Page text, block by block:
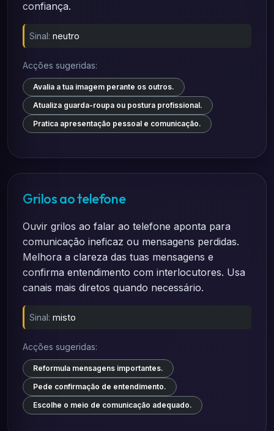
confiança.
Sinal: neutro
Acções sugeridas:
Avalia a tua imagem perante os outros.
Atualiza guarda-roupa ou postura profissional.
Pratica apresentação pessoal e comunicação.
Grilos ao telefone
Ouvir grilos ao falar ao telefone aponta para
comunicação ineficaz ou mensagens perdidas.
Melhora a clareza das tuas mensagens e
confirma entendimento com interlocutores. Usa
canais mais diretos quando necessário.
Sinal: misto
Acções sugeridas:
Reformula mensagens importantes.
Pede confirmação de entendimento.
Escolhe o meio de comunicação adequado.